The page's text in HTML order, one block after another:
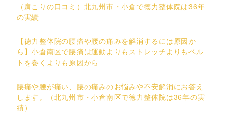
（肩こりの口コミ）北九州市・小倉で徳力整体院は36年
の実績
【徳力整体院の腰痛や腰の痛みを解消するには原因か
ら】小倉南区で腰痛は運動よりもストレッチよりもベル
トを巻くよりも原因から
腰痛や腰が痛い、腰の痛みのお悩みや不安解消にお答え
します。（北九州市・小倉南区で徳力整体院は36年の実
績）